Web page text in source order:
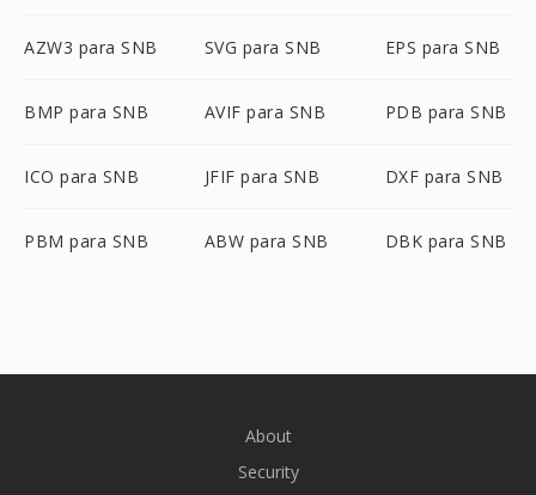
AZW3 para SNB SVG para SNB EPS para SNB
BMP para SNB AVIF para SNB PDB para SNB
ICO para SNB JFIF para SNB DXF para SNB
PBM para SNB ABW para SNB DBK para SNB
About
Security